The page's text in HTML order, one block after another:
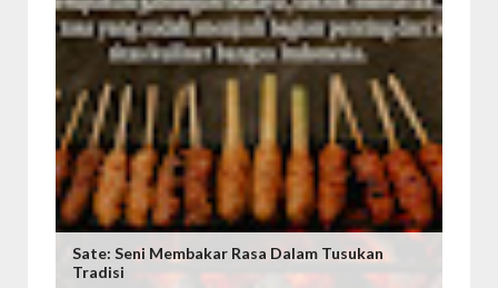
Sate: Seni Membakar Rasa Dalam Tusukan
Tradisi